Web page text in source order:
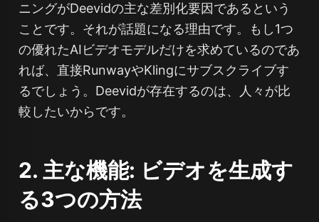
ニングがDeevidの主な差別化要因であるという
ことです。それが話題になる理由です。もし1つ
の優れたAIビデオモデルだけを求めているのであ
れば、直接RunwayやKlingにサブスクライブす
るでしょう。Deevidが存在するのは、人々が比
較したいからです。
2. 主な機能: ビデオを生成す
る3つの方法